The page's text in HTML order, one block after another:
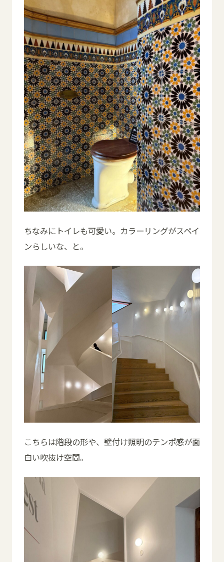
ちなみにトイレも可愛い。カラーリングがスペイ
ンらしいな、と。
こちらは階段の形や、壁付け照明のテンポ感が面
白い吹抜け空間。